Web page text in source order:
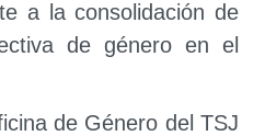
a la consolidación de
de género en el
de Género del TSJ